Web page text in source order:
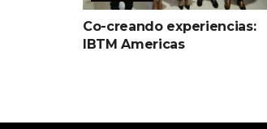
Co-creando experiencias:
IBTM Americas